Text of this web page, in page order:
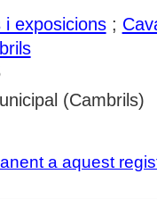
i exposicions;
(Cambrils)
a aquest